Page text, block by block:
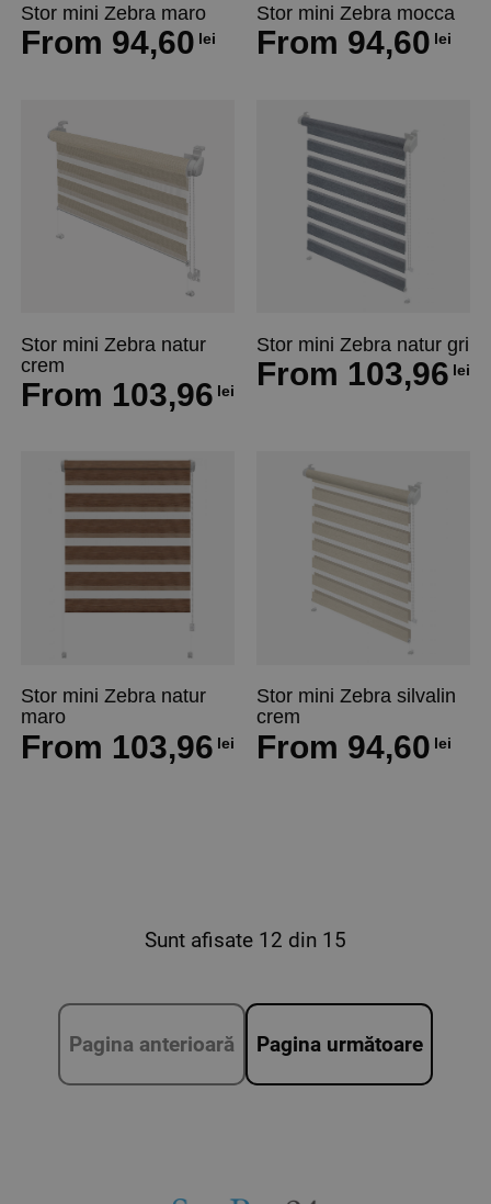
Stor mini Zebra maro
From 94,60 lei
Stor mini Zebra mocca
From 94,60 lei
Stor mini Zebra natur
crem
From 103,96 lei
Stor mini Zebra natur gri
From 103,96 lei
Stor mini Zebra natur
maro
From 103,96 lei
Stor mini Zebra silvalin
crem
From 94,60 lei
Sunt afisate 12 din 15
Pagina anterioară Pagina următoare